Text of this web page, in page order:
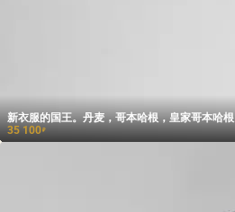
新衣服的国王。丹麦，哥本哈根，皇家哥本哈根
35 100₽